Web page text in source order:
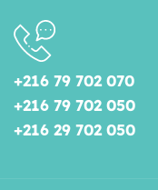
+216 79 702 070
+216 79 702 050
+216 29 702 050